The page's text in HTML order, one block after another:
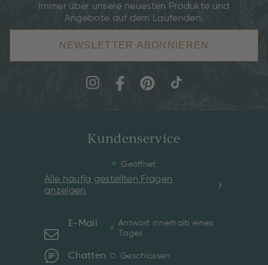
immer über unsere neuesten Produkte und
Angebote auf dem Laufenden.
NEWSLETTER ABONNIEREN
Kundenservice
Geöffnet
Alle häufig gestellten Fragen
anzeigen
E-Mail
Antwort innerhalb eines
Tages
Chatten Geschlossen